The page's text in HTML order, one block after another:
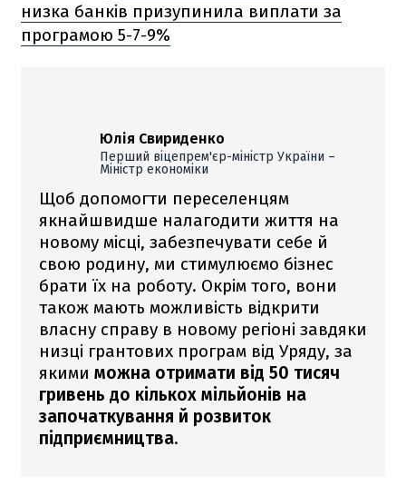
низка банків призупинила виплати за
програмою 5-7-9%
Юлія Свириденко
Перший віцепрем'єр-міністр України –
Міністр економіки
Щоб допомогти переселенцям
якнайшвидше налагодити життя на
новому місці, забезпечувати себе й
свою родину, ми стимулюємо бізнес
брати їх на роботу. Окрім того, вони
також мають можливість відкрити
власну справу в новому регіоні завдяки
низці грантових програм від Уряду, за
якими можна отримати від 50 тисяч
гривень до кількох мільйонів на
започаткування й розвиток
підприємництва.